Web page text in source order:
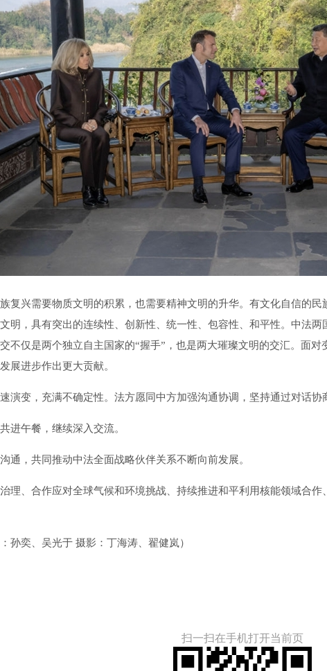
复兴需要物质文明的积累，也需要精神文明的升华。有文化自信的
明，具有突出的连续性、创新性、统一性、包容性、和平性。中法
不仅是两个独立自主国家的“握手”，也是两大璀璨文明的交汇。面
展进步作出更大贡献。
演变，充满不确定性。法方愿同中方加强沟通协调，坚持通过对话协
进午餐，继续深入交流。
通，共同推动中法全面战略伙伴关系不断向前发展。
理、合作应对全球气候和环境挑战、持续推进和平利用核能领域合
： 孙奕、吴光于 摄影：丁海涛、翟健岚）
扫一扫在手机打开当前页